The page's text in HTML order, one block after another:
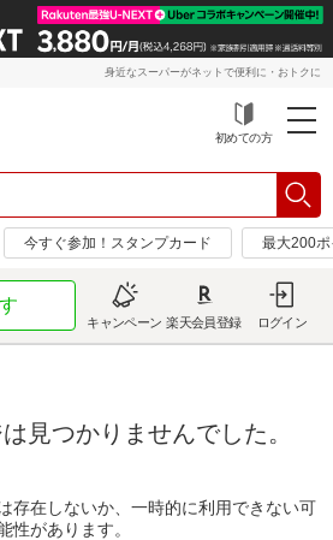
身近なスーパーがネットで便利に・おトクに
初めての方
今すぐ参加！スタンプカード 最大200
キャンペーン 楽天会員登録 ログイン
見つかりませんでした。
存在しないか、一時的に利用できない可
性があります。